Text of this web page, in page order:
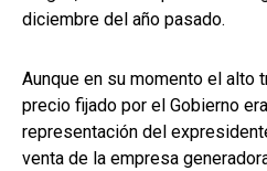
diciembre del año pasado.
Aunque en su momento el alto
precio fijado por el Gobierno
representación del
venta de la empresa